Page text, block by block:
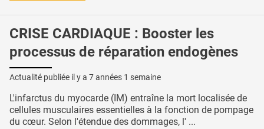
CRISE CARDIAQUE : Booster les
processus de réparation endogènes
Actualité publiée il y a 7 années 1 semaine
L'infarctus du myocarde (IM) entraîne la mort localisée de
cellules musculaires essentielles à la fonction de pompage
du cœur. Selon l'étendue des dommages, l' ...